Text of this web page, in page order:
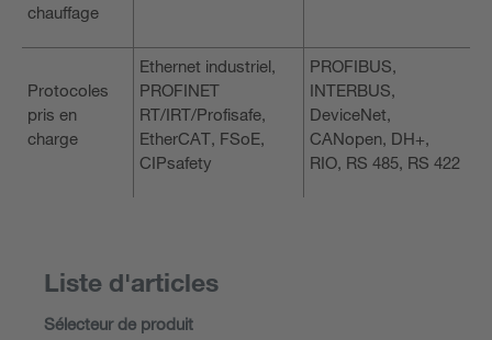
chauffage
Protocoles
pris en
charge
Ethernet industriel,
PROFINET
RT/IRT/Profisafe,
EtherCAT, FSoE,
CIPsafety
PROFIBUS,
INTERBUS,
DeviceNet,
CANopen, DH+,
RIO, RS 485, RS 422
Liste d'articles
Sélecteur de produit